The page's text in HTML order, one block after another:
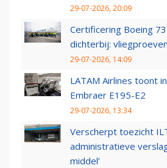
29-07-2026, 20:09
Certificering Boeing
dichterbij:
29-07-2026, 14:09
LATAM Airlines toont
Embraer E195-E2
29-07-2026, 13:34
Verscherpt toezicht
administratieve
middel’